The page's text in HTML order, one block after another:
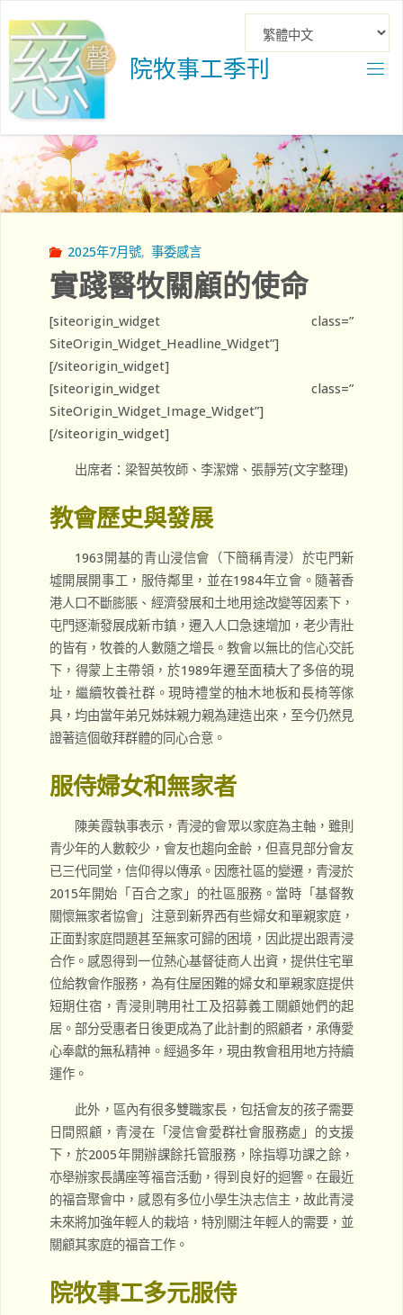
to
content
院牧事工季刊
2025年7月號, 事委感言
實踐醫牧關顧的使命
[siteorigin_widget class=”
SiteOrigin_Widget_Headline_Widget”]
[/siteorigin_widget]
[siteorigin_widget class=”
SiteOrigin_Widget_Image_Widget”]
[/siteorigin_widget]
出席者：梁智英牧師、李潔嫦、張靜芳(文字整理)
教會歷史與發展
1963開基的青山浸信會（下簡稱青浸）於屯門新
墟開展開事工，服侍鄰里，並在1984年立會。隨著香
港人口不斷膨脹、經濟發展和土地用途改變等因素下，
屯門逐漸發展成新市鎮，遷入人口急速增加，老少青壯
的皆有，牧養的人數隨之增長。教會以無比的信心交託
下，得蒙上主帶領，於1989年遷至面積大了多倍的現
址，繼續牧養社群。現時禮堂的柚木地板和長椅等傢
具，均由當年弟兄姊妹親力親為建造出來，至今仍然見
證著這個敬拜群體的同心合意。
服侍婦女和無家者
陳美霞執事表示，青浸的會眾以家庭為主軸，雖則
青少年的人數較少，會友也趨向金齡，但喜見部分會友
已三代同堂，信仰得以傳承。因應社區的變遷，青浸於
2015年開始「百合之家」的社區服務。當時「基督教
關懷無家者協會」注意到新界西有些婦女和單親家庭，
正面對家庭問題甚至無家可歸的困境，因此提出跟青浸
合作。感恩得到一位熱心基督徒商人出資，提供住宅單
位給教會作服務，為有住屋困難的婦女和單親家庭提供
短期住宿，青浸則聘用社工及招募義工關顧她們的起
居。部分受惠者日後更成為了此計劃的照顧者，承傳愛
心奉獻的無私精神。經過多年，現由教會租用地方持續
運作。
此外，區內有很多雙職家長，包括會友的孩子需要
日間照顧，青浸在「浸信會愛群社會服務處」的支援
下，於2005年開辦課餘托管服務，除指導功課之餘，
亦舉辦家長講座等福音活動，得到良好的迴響。在最近
的福音聚會中，感恩有多位小學生決志信主，故此青浸
未來將加強年輕人的栽培，特別關注年輕人的需要，並
關顧其家庭的福音工作。
院牧事工多元服侍